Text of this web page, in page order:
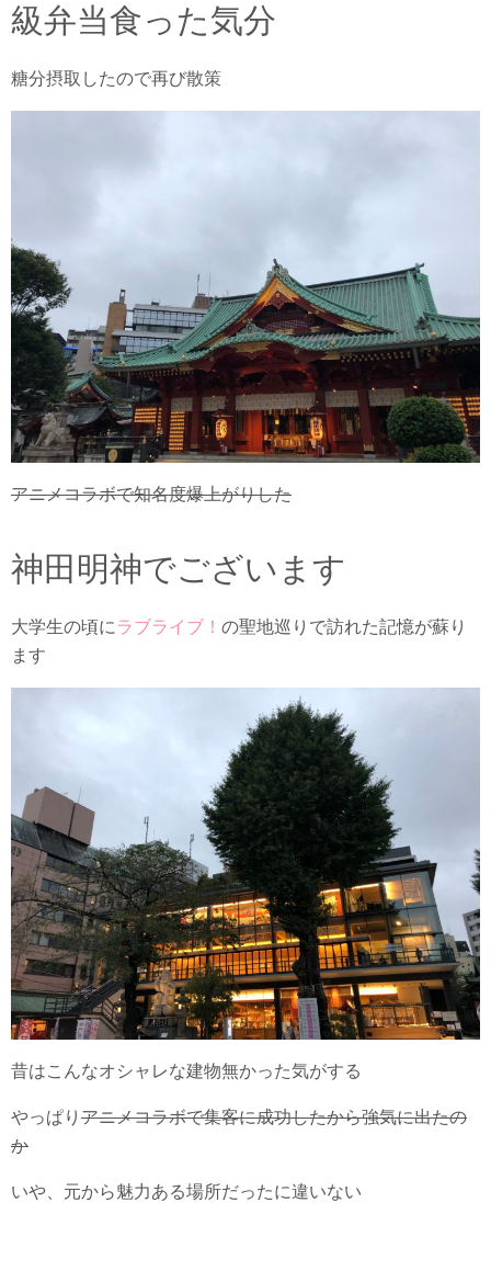
級弁当食った気分
糖分摂取したので再び散策
アニメコラボで知名度爆上がりした
神田明神でございます
大学生の頃に ラブライブ！ の聖地巡りで訪れた記憶が蘇り
ます
昔はこんなオシャレな建物無かった気がする
やっぱり アニメコラボで集客に成功したから強気に出たの
か
いや、元から魅力ある場所だったに違いない